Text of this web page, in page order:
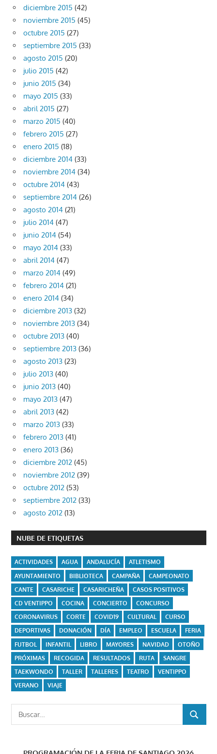
diciembre 2015 (42)
noviembre 2015 (45)
octubre 2015 (27)
septiembre 2015 (33)
agosto 2015 (20)
julio 2015 (42)
junio 2015 (34)
mayo 2015 (33)
abril 2015 (27)
marzo 2015 (40)
febrero 2015 (27)
enero 2015 (18)
diciembre 2014 (33)
noviembre 2014 (34)
octubre 2014 (43)
septiembre 2014 (26)
agosto 2014 (21)
julio 2014 (47)
junio 2014 (54)
mayo 2014 (33)
abril 2014 (47)
marzo 2014 (49)
febrero 2014 (21)
enero 2014 (34)
diciembre 2013 (32)
noviembre 2013 (34)
octubre 2013 (40)
septiembre 2013 (36)
agosto 2013 (23)
julio 2013 (40)
junio 2013 (40)
mayo 2013 (47)
abril 2013 (42)
marzo 2013 (33)
febrero 2013 (41)
enero 2013 (36)
diciembre 2012 (45)
noviembre 2012 (39)
octubre 2012 (53)
septiembre 2012 (33)
agosto 2012 (13)
NUBE DE ETIQUETAS
ACTIVIDADES AGUA ANDALUCÍA
ATLETISMO
AYUNTAMIENTO
BIBLIOTECA CAMPAÑA
CAMPEONATO
CANTE
CASARICHE CASARICHEÑA
CASOS POSITIVOS
CD VENTIPPO
COCINA CONCIERTO
CONCURSO
CORONAVIRUS
CORTE COVID19 CULTURAL
CURSO
DEPORTIVAS
DONACIÓN DÍA EMPLEO ESCUELA
FERIA
FUTBOL
INFANTIL LIBRO MAYORES NAVIDAD
OTOÑO
PRÓXIMAS
RECOGIDA RESULTADOS RUTA
SANGRE
TAEKWONDO
TALLER TALLERES TEATRO
VENTIPPO
VERANO
VIAJE
Buscar:
BUSCAR